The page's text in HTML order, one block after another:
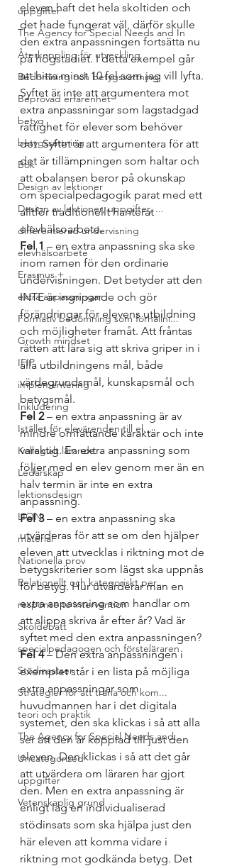
uppgifter
The Agency for Special Needs and In
Återkoppling för utveckling
Bedömning och betygssättning
Beprövad erfarenhet
betyg
betygssättning
Bok
Design av lektioner
Design av lektioner, uppgifter, ...
differentierad undervisning
elevhälsoarbete
Erasmus +
extra anpassningar
Formativ bedömning som förhållni...
Growth mindset
IFIP
implementering
Inkludering
Istället för elevärenden till el...
Kollegialt lärande
Ledarskap
lektionsdesign
LION
material
Nationella prov
Relationellt och kategoriskt per...
response to intervention
Skoldebatt
specialpedagogen och försteläraren
Stödinsatser
Strategier för att träna och kom...
teori och praktik
The Agency for Special Needs and...
Uncategorized
uppgifter
Vetenskaplig grund
eleven haft det hela skoltiden och
det hade fungerat väl, därför skulle
den extra anpassningen fortsätta nu
på högstadiet. I detta exempel går
att hitta minst 10 fel som jag vill lyfta.
Syftet är inte att argumentera mot
extra anpassningar som lagstadgad
rättighet för elever som behöver
det. Syftet är att argumentera för att
det är tillämpningen som haltar och
att obalansen beror på okunskap
om specialpedagogik parat med ett
alltför traditionellt hanterat
elevhälsoarbete.
Fel 1 – en extra anpassning ska ske
inom ramen för den ordinarie
undervisningen. Det betyder att den
INTE är ingripande och gör
förändringar för elevens utbildning
och möjligheter framåt. Att fråntas
rätten att lära sig att skriva griper in i
alla utbildningens mål, både
värdegrundsmål, kunskapsmål och
betygsmål.
Fel 2 – en extra anpassning är av
mindre omfattande karaktär och inte
varaktig. En extra anpassning som
följer med en elev genom mer än en
halv termin är inte en extra
anpassning.
Fel 3 – en extra anpassning ska
utvärderas för att se om den hjälper
eleven att utvecklas i riktning mot de
betygskriterier som lägst ska uppnås
för betyg. Hur utvärderar man en
extra anpassning som handlar om
att slippa skriva år efter år? Vad är
syftet med den extra anpassningen?
Fel 4 – Den extra anpassningen i
exemplet står i en lista på möjliga
extra anpassningar som
huvudmannen har i det digitala
systemet, den ska klickas i så att alla
ser att den är kopplad till just den
eleven. Den klickas i så att det går
att utvärdera om läraren har gjort
den. Men en extra anpassning är
enligt lag en individualiserad
stödinsats som ska hjälpa just den
här eleven att komma vidare i
riktning mot godkända betyg. Det